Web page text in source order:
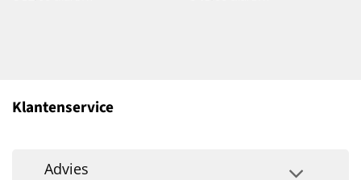
Klantenservice
Advies